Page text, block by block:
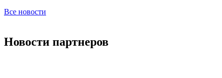
Все новости
Новости партнеров